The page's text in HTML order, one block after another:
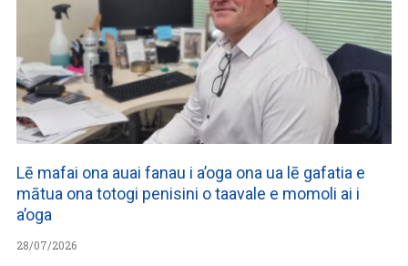
Lē mafai ona auai fanau i a’oga ona ua lē gafatia e
mātua ona totogi penisini o taavale e momoli ai i
a’oga
28/07/2026